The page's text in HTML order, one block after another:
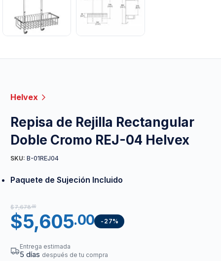
Helvex
Repisa de Rejilla Rectangular
Doble Cromo REJ-04 Helvex
SKU: B-01REJ04
Paquete de Sujeción Incluido
$7,678.00
$5,605.00 -27%
Entrega estimada
5 días después de tu compra